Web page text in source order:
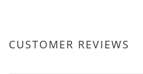
CUSTOMER REVIEWS